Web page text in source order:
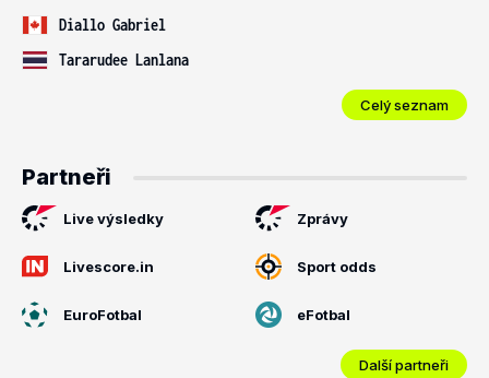
Diallo Gabriel
Tararudee Lanlana
Celý seznam
Partneři
Live výsledky Zprávy
Livescore.in Sport odds
EuroFotbal eFotbal
Další partneři